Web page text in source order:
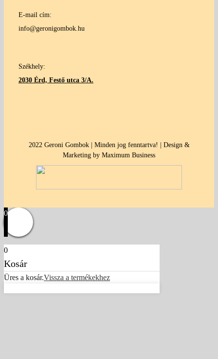
E-mail cím:
info@geronigombok.hu
Székhely:
2030 Érd, Festő utca 3/A.
2022 Geroni Gombok | Minden jog fenntartva! | Design &
Marketing by Maximum Business
0
0
Kosár
Üres a kosár.Vissza a termékekhez